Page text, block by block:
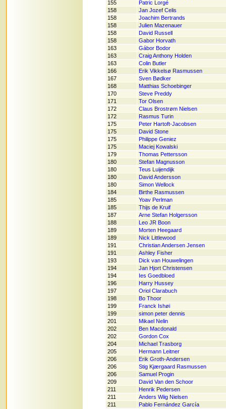
155
Patric Lorgé
158
Jan Jozef Celis
158
Joachim Bertrands
158
Julien Mazenauer
158
David Russell
158
Gabor Horvath
163
Gábor Bodor
163
Craig Anthony Holden
163
Colin Butler
166
Erik Vikkelsø Rasmussen
167
Sven Bødker
168
Matthias Schoebinger
170
Steve Preddy
171
Tor Olsen
172
Claus Brostrøm Nielsen
172
Rasmus Turin
175
Peter Hartoft-Jacobsen
175
David Stone
175
Philippe Geniez
175
Maciej Kowalski
179
Thomas Pettersson
180
Stefan Magnusson
180
Teus Luijendijk
180
David Andersson
180
Simon Wellock
184
Birthe Rasmussen
185
Yoav Perlman
185
Thijs de Kruif
187
Arne Stefan Holgersson
188
Leo JR Boon
189
Morten Heegaard
189
Nick Littlewood
191
Christian Andersen Jensen
191
Ashley Fisher
193
Dick van Houwelingen
194
Jan Hjort Christensen
194
Ies Goedbloed
196
Harry Hussey
197
Oriol Clarabuch
198
Bo Thoor
199
Franck Ishøi
199
simon peter dennis
201
Mikael Nelin
202
Ben Macdonald
202
Gordon Cox
204
Michael Trasborg
205
Hermann Leitner
206
Erik Groth-Andersen
206
Stig Kjærgaard Rasmussen
206
Samuel Progin
209
David Van den Schoor
211
Henrik Pedersen
211
Anders Wiig Nielsen
211
Pablo Fernández García